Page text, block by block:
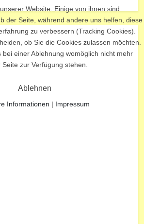
Website. Einige von ihnen sind
der Seite, während andere uns helfen, diese
zu verbessern (Tracking Cookies).
ob Sie die Cookies zulassen möchten.
bei einer Ablehnung womöglich nicht mehr
zur Verfügung stehen.
Ablehnen
Informationen | Impressum